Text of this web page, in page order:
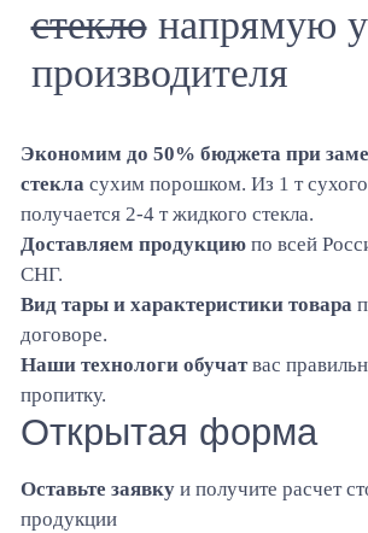
стеклонапрямую у
производителя
Экономим до 50% бюджета при
стекла сухим порошком. Из 1 т
получается 2-4 т жидкого стекла.
Доставляем продукцию по всей
СНГ.
Вид тары и характеристики товара
договоре.
Наши технологи обучатвас
пропитку.
Открытая форма
Оставьте заявку и получите расчет
продукции